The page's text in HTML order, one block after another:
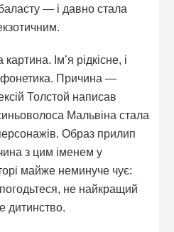
— і давно стала
Ім’я рідкісне, і
Причина —
Толстой написав
Мальвіна стала
Образ прилип
з цим іменем у
майже неминуче чує:
не найкращий
дитинство.